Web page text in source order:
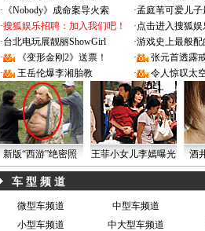
· 《Nobody》成命案导火索 ·孟庭苇可爱儿
·搜狐娱乐招聘：加入我们吧！ ·点击进入搜狐
·台北电玩展靓丽ShowGirl ·游戏史上最般
·
《变形金刚2》送票！ ·
张元首透露
·
王岳伦爆李湘胎教 · 令人惊叹太
新版“西游”绝密照 王菲小女儿李嫣曝光 酒
车 型 频 道
微型车频道 中型车频道
小型车频道
中大型车频道